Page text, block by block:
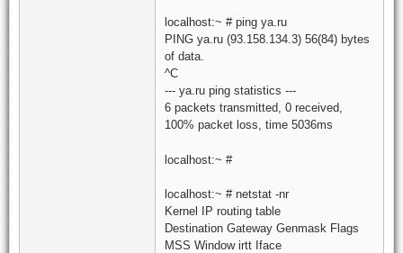
localhost:~ # ping ya.ru
PING ya.ru (93.158.134.3) 56(84) bytes
of data.
^C
--- ya.ru ping statistics ---
6 packets transmitted, 0 received,
100% packet loss, time 5036ms
localhost:~ #
localhost:~ # netstat -nr
Kernel IP routing table
Destination Gateway Genmask Flags
MSS Window irtt Iface